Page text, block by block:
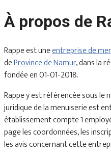
À propos de
Rappe est uneentreprise de
deProvince de Namur, dans la
fondée en 01-01-2018.
Rappe y est référencée sous
juridique de la menuiserie est
établissement compte 1
page les coordonnées, les
les avis concernant cette